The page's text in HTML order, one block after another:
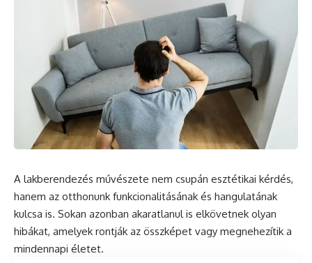
A lakberendezés művészete nem csupán esztétikai kérdés,
hanem az otthonunk funkcionalitásának és hangulatának
kulcsa is. Sokan azonban akaratlanul is elkövetnek olyan
hibákat, amelyek rontják az összképet vagy megnehezítik a
mindennapi életet.